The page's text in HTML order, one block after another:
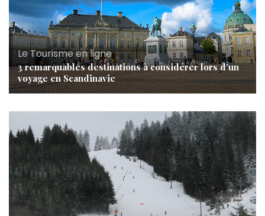
Le Tourisme en ligne
3 remarquables destinations à considérer lors d’un
voyage en Scandinavie